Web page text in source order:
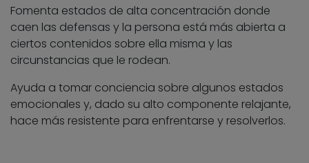
Fomenta estados de alta concentración donde
caen las defensas y la persona está más abierta a
ciertos contenidos sobre ella misma y las
circunstancias que le rodean.
Ayuda a tomar conciencia sobre algunos estados
emocionales y, dado su alto componente relajante,
hace más resistente para enfrentarse y resolverlos.